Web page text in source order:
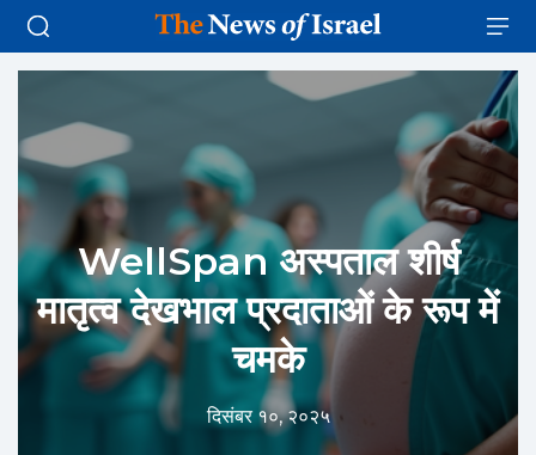
WellSpan अस्पताल शीर्ष
मातृत्व देखभाल प्रदाताओं के रूप में
चमके
दिसंबर १०, २०२५